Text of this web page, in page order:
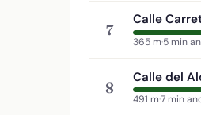
7
Calle
365 m·5 min
8
Calle del
491 m·7 min